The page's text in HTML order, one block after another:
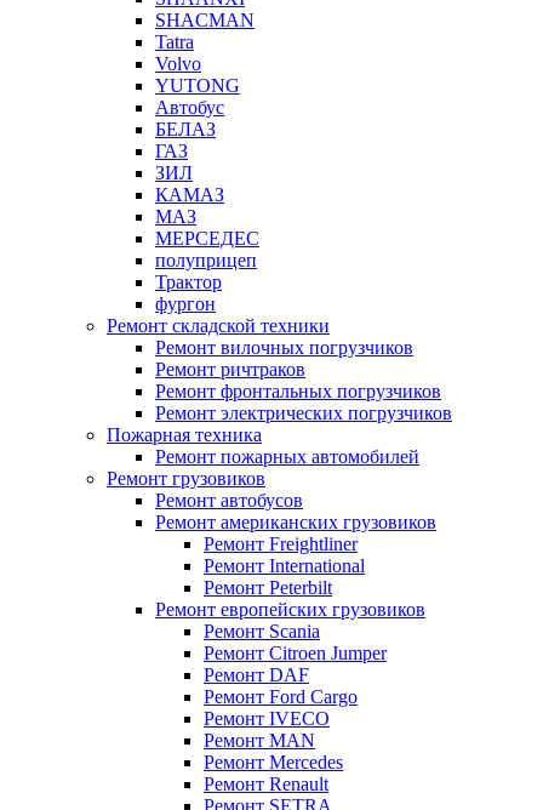
SHACMAN
Tatra
Volvo
YUTONG
Автобус
БЕЛАЗ
ГАЗ
ЗИЛ
КАМАЗ
МАЗ
МЕРСЕДЕС
полуприцеп
Трактор
фургон
Ремонт складской техники
Ремонт вилочных погрузчиков
Ремонт ричтраков
Ремонт фронтальных погрузчиков
Ремонт электрических погрузчиков
Пожарная техника
Ремонт пожарных автомобилей
Ремонт грузовиков
Ремонт автобусов
Ремонт американских грузовиков
Ремонт Freightliner
Ремонт International
Ремонт Peterbilt
Ремонт европейских грузовиков
Ремонт Scania
Ремонт Citroen Jumper
Ремонт DAF
Ремонт Ford Cargo
Ремонт IVECO
Ремонт MAN
Ремонт Mercedes
Ремонт Renault
Ремонт SETRA